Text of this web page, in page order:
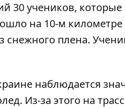
30 учеников,
на 10-м
снежного плена.
наблюдается
Из-за этого на